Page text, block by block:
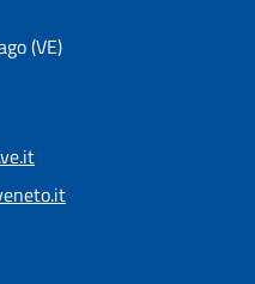
(VE)